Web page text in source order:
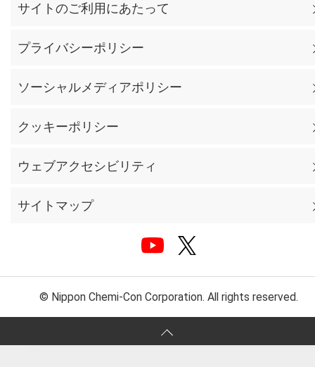
サイトのご利用にあたって
プライバシーポリシー
ソーシャルメディアポリシー
クッキーポリシー
ウェブアクセシビリティ
サイトマップ
© Nippon Chemi-Con Corporation. All rights reserved.